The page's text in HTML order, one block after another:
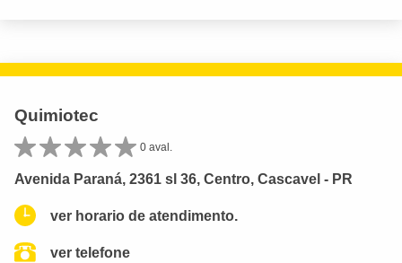
Quimiotec
0 aval.
Avenida Paraná, 2361 sl 36, Centro, Cascavel - PR
ver horario de atendimento.
ver telefone